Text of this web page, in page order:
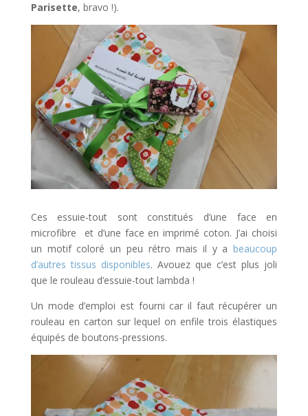
Parisette, bravo !).
Ces essuie-tout sont constitués d’une face en
microfibre et d’une face en imprimé coton. J’ai choisi
un motif coloré un peu rétro mais il y abeaucoup
d’autres tissus disponibles. Avouez que c’est plus joli
que le rouleau d’essuie-tout lambda !
Un mode d’emploi est fourni car il faut récupérer un
rouleau en carton sur lequel on enfile trois élastiques
équipés de boutons-pressions.